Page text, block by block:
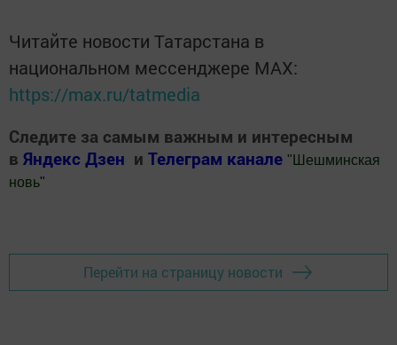
Читайте новости Татарстана в
национальном мессенджере MАХ:
https://max.ru/tatmedia
Следите за самым важным и интересным
в Яндекс Дзен и Телеграм канале " Шешминская
новь"
Перейти на страницу новости